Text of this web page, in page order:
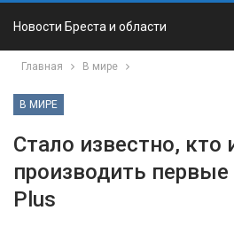
Новости Бреста и области
Главная В мире
В МИРЕ
Стало известно, кто
производить первые
Plus